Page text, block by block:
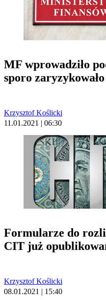
MF wprowadziło
sporo zaryzykowało
Krzysztof Koślicki
11.01.2021 | 06:30
Formularze do
CIT już
Krzysztof Koślicki
08.01.2021 | 15:40